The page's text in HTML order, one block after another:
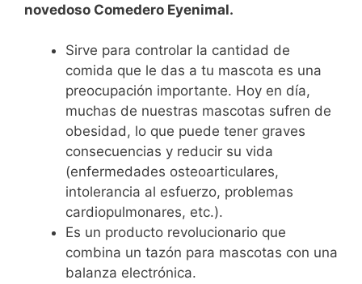
novedoso Comedero Eyenimal.
Sirve para controlar la cantidad de
comida que le das a tu mascota es una
preocupación importante. Hoy en día,
muchas de nuestras mascotas sufren de
obesidad, lo que puede tener graves
consecuencias y reducir su vida
(enfermedades osteoarticulares,
intolerancia al esfuerzo, problemas
cardiopulmonares, etc.).
Es un producto revolucionario que
combina un tazón para mascotas con una
balanza electrónica.